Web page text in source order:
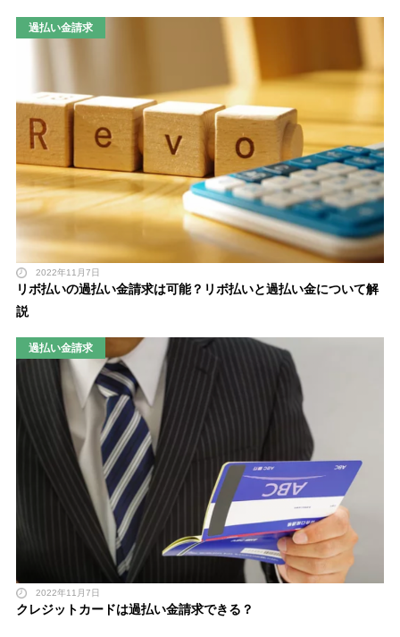
過払い金請求
2022年11月7日
リボ払いの過払い金請求は可能？リボ払いと過払い金について解
説
過払い金請求
2022年11月7日
クレジットカードは過払い金請求できる？